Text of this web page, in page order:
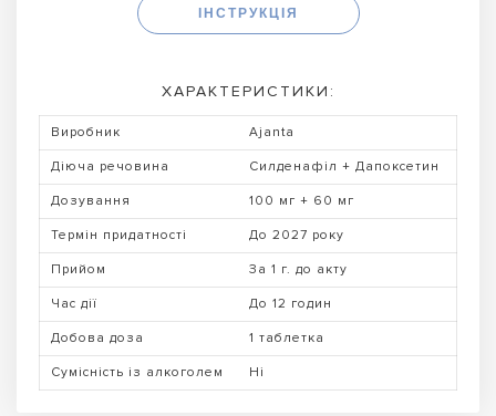
ІНСТРУКЦІЯ
ХАРАКТЕРИСТИКИ:
Виробник Ajanta
Діюча речовина Силденафіл + Дапоксетин
Дозування 100 мг + 60 мг
Термін придатності До 2027 року
Прийом За 1 г. до акту
Час дії До 12 годин
Добова доза 1 таблетка
Сумісність із алкоголем Ні